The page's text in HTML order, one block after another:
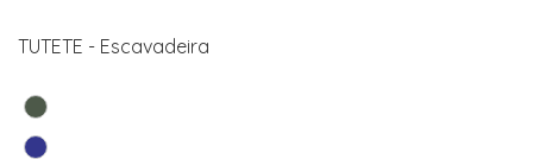
TUTETE - Escavadeira